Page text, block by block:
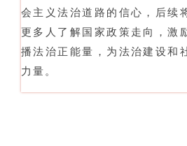
会主义法治道路的信心，后续
更多人了解国家政策走向，激
播法治正能量，为法治建设和
力量。